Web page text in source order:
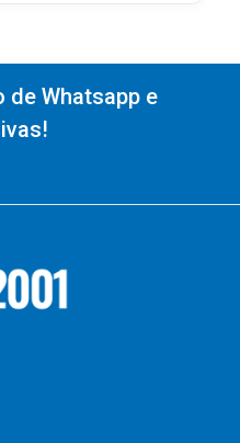
de Whatsapp e